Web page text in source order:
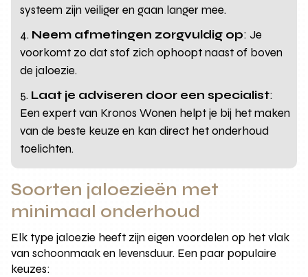
systeem zijn veiliger en gaan langer mee.
Neem afmetingen zorgvuldig op: Je
voorkomt zo dat stof zich ophoopt naast of boven
de jaloezie.
Laat je adviseren door een specialist:
Een expert van Kronos Wonen helpt je bij het maken
van de beste keuze en kan direct het onderhoud
toelichten.
Soorten jaloezieën met
minimaal onderhoud
Elk type jaloezie heeft zijn eigen voordelen op het vlak
van schoonmaak en levensduur. Een paar populaire
keuzes: